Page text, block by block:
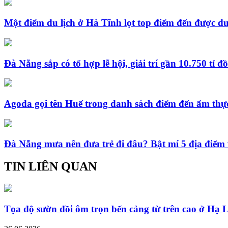
Một điểm du lịch ở Hà Tĩnh lọt top điểm đến được
Đà Nẵng sắp có tổ hợp lễ hội, giải trí gần 10.750 tỉ
Agoda gọi tên Huế trong danh sách điểm đến ẩm
Đà Nẵng mưa nên đưa trẻ đi đâu? Bật mí 5 địa
TIN LIÊN QUAN
Tọa độ sườn đồi ôm trọn bến cảng từ trên cao ở Hạ